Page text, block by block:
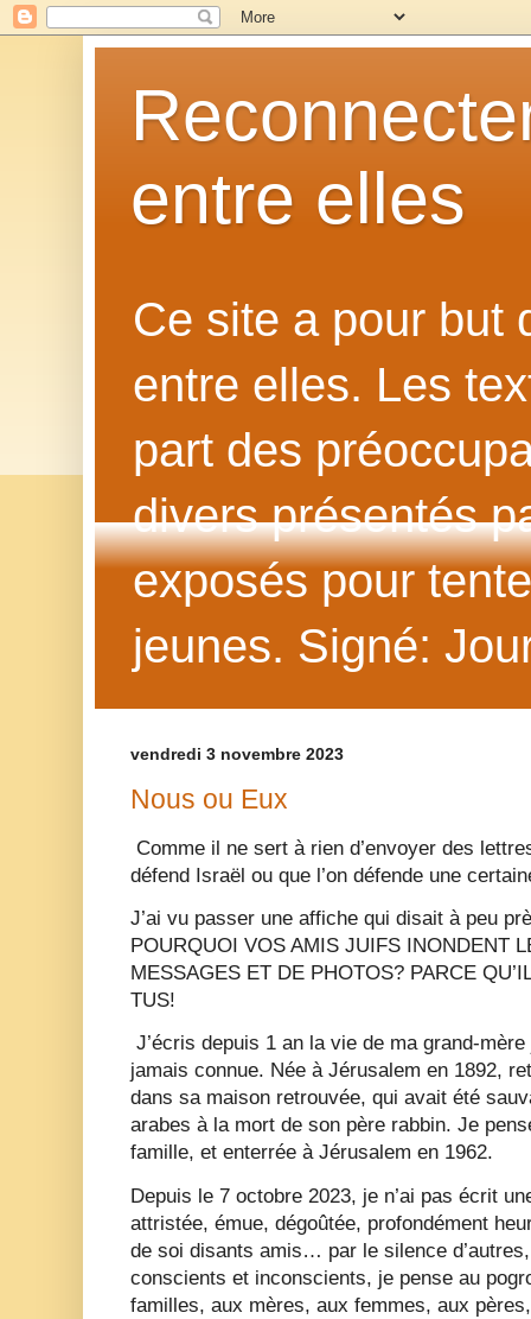
entre elles
Ce site a pour but
entre elles. Les
part des
divers présentés
exposés pour
jeunes. Signé:
vendredi 3 novembre 2023
Nous ou Eux
Comme il ne sert à rien d’envoyer des
défend Israël ou que l’on défende une
J’ai vu passer une affiche qui disait à peu
POURQUOI VOS AMIS JUIFS INONDENT
MESSAGES ET DE PHOTOS? PARCE
TUS!
J’écris depuis 1 an la vie de ma grand-
jamais connue. Née à Jérusalem en 1892,
dans sa maison retrouvée, qui avait été
arabes à la mort de son père rabbin. Je
famille, et enterrée à Jérusalem en 1962.
Depuis le 7 octobre 2023, je n’ai pas écrit
attristée, émue, dégoûtée, profondément
de soi disants amis… par le silence
conscients et inconscients, je pense au
familles, aux mères, aux femmes, aux